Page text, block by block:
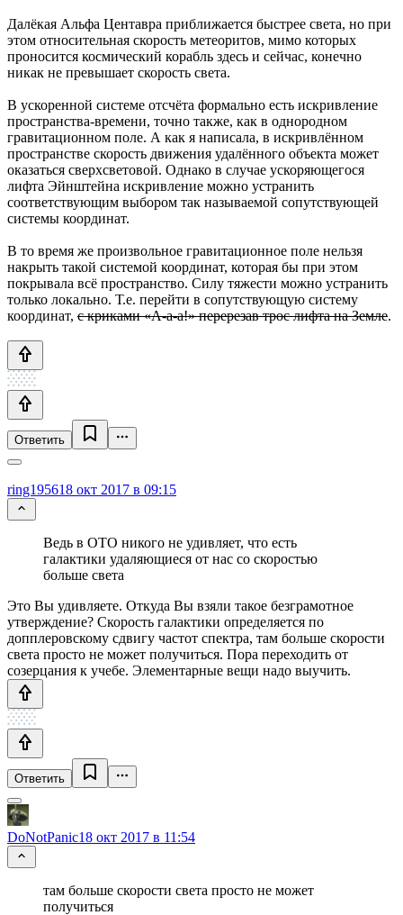
Далёкая Альфа Центавра приближается быстрее света, но при
этом относительная скорость метеоритов, мимо которых
проносится космический корабль здесь и сейчас, конечно
никак не превышает скорость света.
В ускоренной системе отсчёта формально есть искривление
пространства-времени, точно также, как в однородном
гравитационном поле. А как я написала, в искривлённом
пространстве скорость движения удалённого объекта может
оказаться сверхсветовой. Однако в случае ускоряющегося
лифта Эйнштейна искривление можно устранить
соответствующим выбором так называемой сопутствующей
системы координат.
В то время же произвольное гравитационное поле нельзя
накрыть такой системой координат, которая бы при этом
покрывала всё пространство. Силу тяжести можно устранить
только локально. Т.е. перейти в сопутствующую систему
координат, с криками «А-а-а!» перерезав трос лифта на Земле.
Ответить
ring195618 окт 2017 в 09:15
Ведь в ОТО никого не удивляет, что есть
галактики удаляющиеся от нас со скоростью
больше света
Это Вы удивляете. Откуда Вы взяли такое безграмотное
утверждение? Скорость галактики определяется по
допплеровскому сдвигу частот спектра, там больше скорости
света просто не может получиться. Пора переходить от
созерцания к учебе. Элементарные вещи надо выучить.
Ответить
DoNotPanic18 окт 2017 в 11:54
там больше скорости света просто не может
получиться